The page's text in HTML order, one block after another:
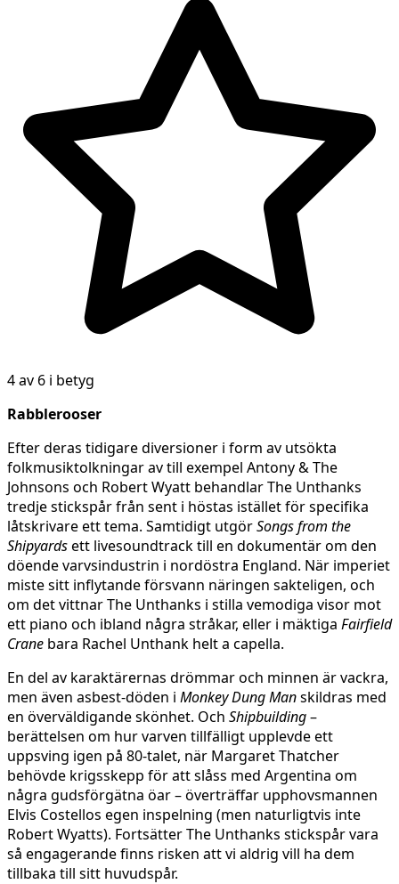
4 av 6 i betyg
Rabblerooser
Efter deras tidigare diversioner i form av utsökta
folkmusiktolkningar av till exempel Antony & The
Johnsons och Robert Wyatt behandlar The Unthanks
tredje stickspår från sent i höstas istället för specifika
låtskrivare ett tema. Samtidigt utgörSongs from the
Shipyardsett livesoundtrack till en dokumentär om den
döende varvsindustrin i nordöstra England. När imperiet
miste sitt inflytande försvann näringen sakteligen, och
om det vittnar The Unthanks i stilla vemodiga visor mot
ett piano och ibland några stråkar, eller i mäktiga Fairfield
Crane bara Rachel Unthank helt a capella.
En del av karaktärernas drömmar och minnen är vackra,
men även asbest-döden i Monkey Dung Manskildras med
en överväldigande skönhet. Och Shipbuilding–
berättelsen om hur varven tillfälligt upplevde ett
uppsving igen på 80-talet, när Margaret Thatcher
behövde krigsskepp för att slåss med Argentina om
några gudsförgätna öar – överträffar upphovsmannen
Elvis Costellos egen inspelning (men naturligtvis inte
Robert Wyatts). Fortsätter The Unthanks stickspår vara
så engagerande finns risken att vi aldrig vill ha dem
tillbaka till sitt huvudspår.